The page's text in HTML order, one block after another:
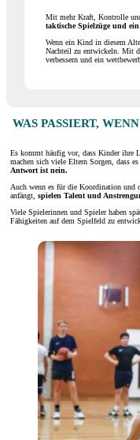
Mit mehr Kraft, Kontrolle
taktische Spielzüge und
Wenn ein Kind in diesem
Nachteil zu entwickeln. Mit
verbessern und ein
WAS PASSIERT,
Es kommt häufig vor, dass Kinder ihre
machen sich viele Eltern Sorgen, dass
Antwort ist nein.
Auch wenn es für die Koordination
anfängt, spielen Talent und
Viele Spielerinnen und Spieler haben
Fähigkeiten auf dem Spielfeld zu